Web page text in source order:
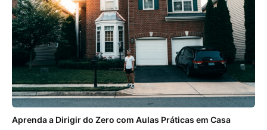
Aprenda a Dirigir do Zero com Aulas Práticas em Casa